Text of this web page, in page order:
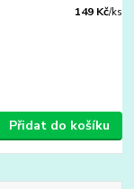
149 Kč/ks
Přidat do košíku